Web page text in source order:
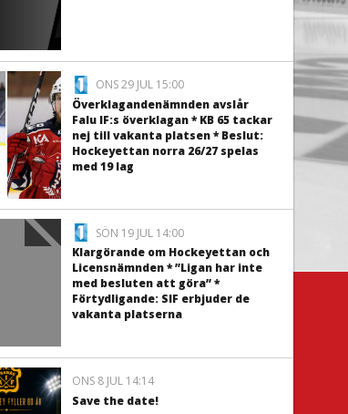
ONS 29 JUL 15:00
Överklagandenämnden avslår
Falu IF:s överklagan * KB 65 tackar
nej till vakanta platsen * Beslut:
Hockeyettan norra 26/27 spelas
med 19 lag
SÖN 19 JUL 14:00
Klargörande om Hockeyettan och
Licensnämnden * ”Ligan har inte
med besluten att göra” *
Förtydligande: SIF erbjuder de
vakanta platserna
ONS 8 JUL 14:14
Save the date!